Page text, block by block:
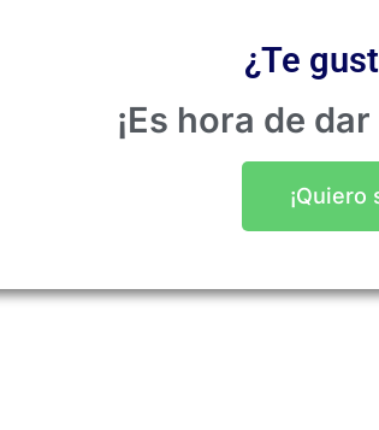
¿Te
¡Es hora de
¡Quiero